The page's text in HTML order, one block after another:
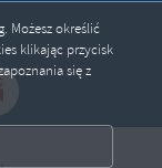
Możesz określić
klikając przycisk
się z